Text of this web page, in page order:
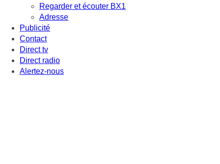
Regarder et écouter BX1
Adresse
Publicité
Contact
Direct tv
Direct radio
Alertez-nous